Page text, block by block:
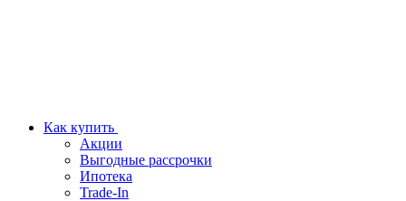
Как купить
Акции
Выгодные рассрочки
Ипотека
Trade-In